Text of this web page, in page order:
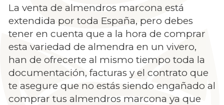
La venta de almendros marcona está
extendida por toda España, pero debes
tener en cuenta que a la hora de comprar
esta variedad de almendra en un vivero,
han de ofrecerte al mismo tiempo toda la
documentación, facturas y el contrato que
te asegure que no estás siendo engañado al
comprar tus almendros marcona ya que